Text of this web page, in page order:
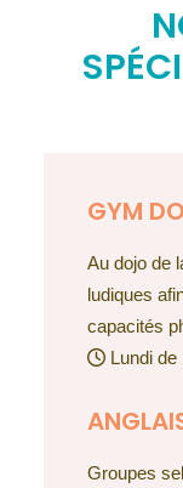
GYM
Au dojo de
ludiques
capacités
Lundi de
Groupes